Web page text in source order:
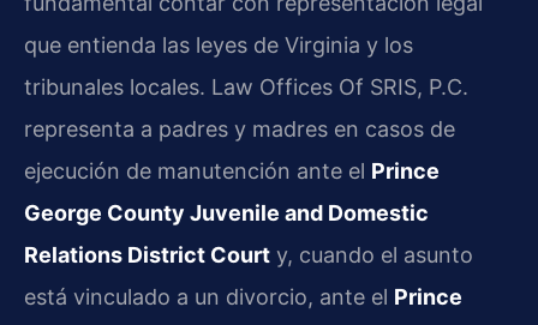
que entienda las leyes de Virginia y los
tribunales locales. Law Offices Of SRIS, P.C.
representa a padres y madres en casos de
ejecución de manutención ante el Prince
George County Juvenile and Domestic
Relations District Court y, cuando el asunto
está vinculado a un divorcio, ante el Prince